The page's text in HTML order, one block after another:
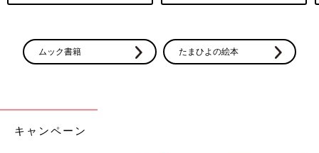
居住地域
滋賀県
大人の身長
ママ152cm
ぴんちょす さん
ムック書籍 たまひよの絵本
キャンペーン